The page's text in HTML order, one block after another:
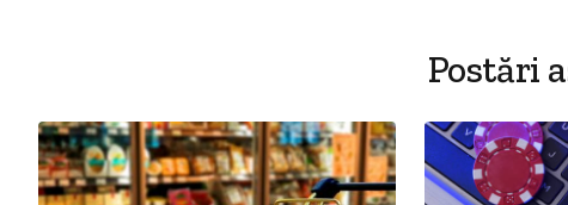
Postări